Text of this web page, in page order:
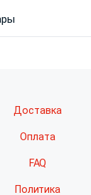
Доставка
Оплата
FAQ
Политика